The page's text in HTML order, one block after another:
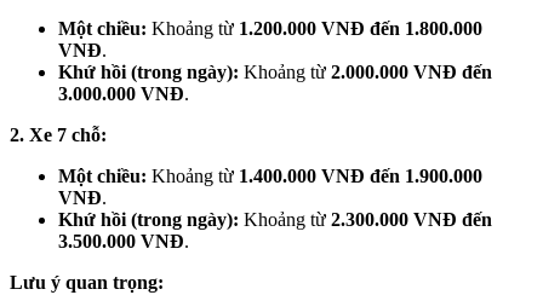
Một chiều: Khoảng từ 1.200.000 VNĐ đến 1.800.000
VNĐ.
Khứ hồi (trong ngày): Khoảng từ 2.000.000 VNĐ đến
3.000.000 VNĐ.
2. Xe 7 chỗ:
Một chiều: Khoảng từ 1.400.000 VNĐ đến 1.900.000
VNĐ.
Khứ hồi (trong ngày): Khoảng từ 2.300.000 VNĐ đến
3.500.000 VNĐ.
Lưu ý quan trọng: